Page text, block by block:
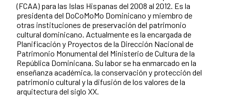
(FCAA) para las Islas Hispanas del 2008 al 2012. Es la
presidenta del DoCoMoMo Dominicano y miembro de
otras instituciones de preservación del patrimonio
cultural dominicano. Actualmente es la encargada de
Planificación y Proyectos de la Dirección Nacional de
Patrimonio Monumental del Ministerio de Cultura de la
República Dominicana. Su labor se ha enmarcado en la
enseñanza académica, la conservación y protección del
patrimonio cultural y la difusión de los valores de la
arquitectura del siglo XX.